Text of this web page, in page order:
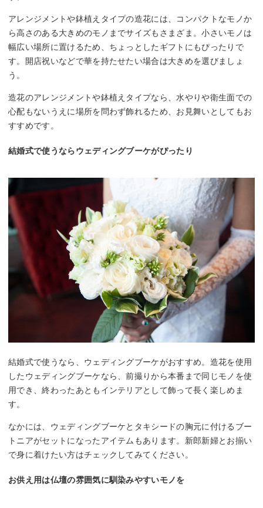
アレンジメントや鉢植えタイプの造花には、コンパクトなモノか
ら高さのある大きめのモノまでサイズもさまざま。小さいモノは
幅広い場所に置けるため、ちょっとしたギフトにもぴったりで
す。開店祝いなどで華を持たせたい場合は大きめを選びましょ
う。
造花のアレンジメントや鉢植えタイプなら、水やりや衛生面での
心配もないうえに場所を問わず飾れるため、お見舞いとしてもお
すすめです。
結婚式で使うならウェディングブーケがぴったり
結婚式で使うなら、ウェディングブーケがおすすめ。造花を使用
したウェディングブーケなら、前撮りから本番まで同じモノを使
用でき、終わったあともインテリアとして飾って長く楽しめま
す。
なかには、ウェディングブーケとタキシードの胸元に付けるブー
トニアがセットになったアイテムもあります。新郎新婦とお揃い
で身に着けたい方はチェックしてみてください。
お供え用は仏壇の雰囲気に馴染みやすいモノを